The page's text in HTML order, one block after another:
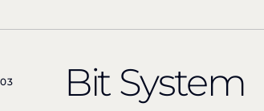
03 Bit System